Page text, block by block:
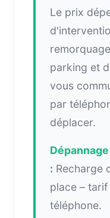
Le prix
parking et
vous
par
déplacer.
: Recharge
place –
téléphone.